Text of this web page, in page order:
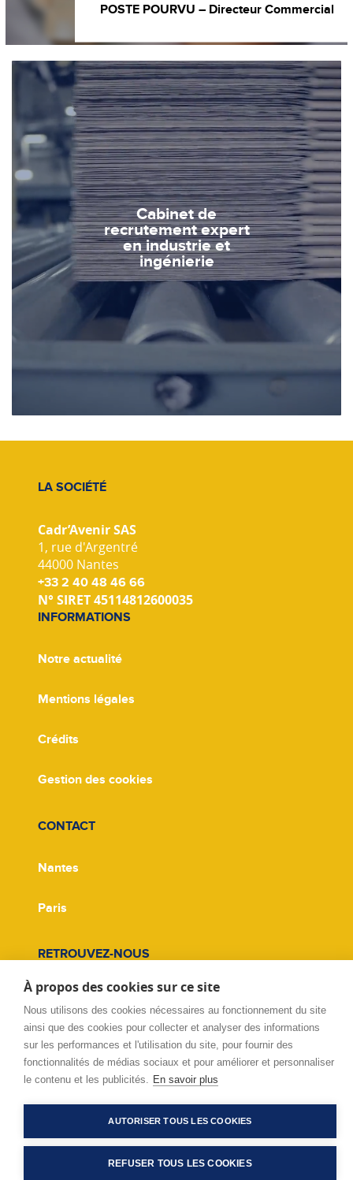
POSTE POURVU – Directeur Commercial
Cabinet de
recrutement expert
en industrie et
ingénierie
LA SOCIÉTÉ
Cadr’Avenir SAS
1, rue d'Argentré
44000 Nantes
+33 2 40 48 46 66
N° SIRET 45114812600035
INFORMATIONS
Notre actualité
Mentions légales
Crédits
Gestion des cookies
CONTACT
Nantes
Paris
RETROUVEZ-NOUS
Facebook
Twitter
Linkedin
© Copyright 2026 - Tous droits réservés - Cadr'Avenir
À propos des cookies sur ce site
Nous utilisons des cookies nécessaires au fonctionnement du site
ainsi que des cookies pour collecter et analyser des informations
sur les performances et l'utilisation du site, pour fournir des
fonctionnalités de médias sociaux et pour améliorer et personnaliser
le contenu et les publicités. En savoir plus
AUTORISER TOUS LES COOKIES
REFUSER TOUS LES COOKIES